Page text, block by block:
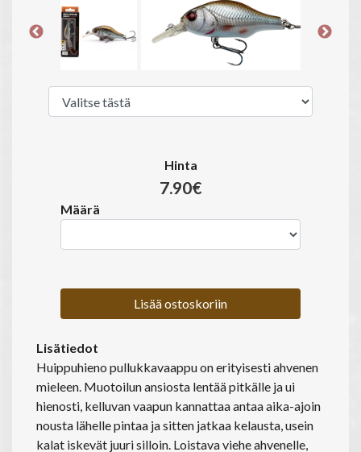
Hinta
7.90€
Määrä
Lisää ostoskoriin
Lisätiedot
Huippuhieno pullukkavaappu on erityisesti ahvenen
mieleen. Muotoilun ansiosta lentää pitkälle ja ui
hienosti, kelluvan vaapun kannattaa antaa aika-ajoin
nousta lähelle pintaa ja sitten jatkaa kelausta, usein
kalat iskevät juuri silloin. Loistava viehe ahvenelle,